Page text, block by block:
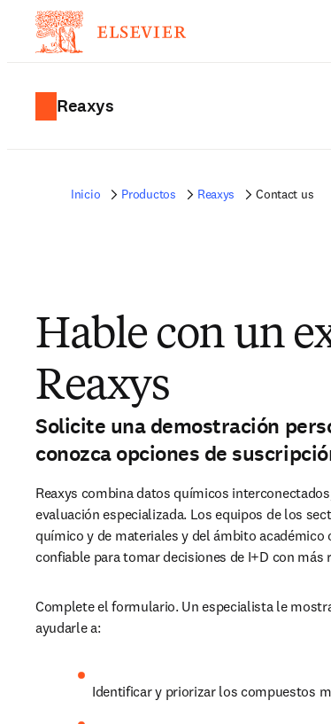
Reaxys
Inicio Productos Reaxys Contact us
Hable con un
Reaxys
Solicite una demostración
conozca opciones de
Reaxys combina datos químicos
evaluación especializada. Los equipos de los
químico y de materiales y del ámbito académico
confiable para tomar decisiones de I+D con más
Complete el formulario. Un especialista le
ayudarle a:
Identificar y priorizar los compuestos